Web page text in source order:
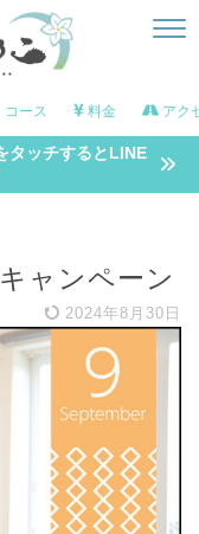
コース 料金 アク
ッチするとLINE
ャンペーン
2024年8月30日